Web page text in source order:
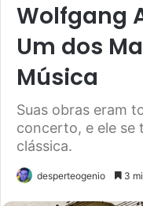
Wolfgang
Um dos
Música
Suas obras eram
concerto, e ele se
clássica.
desperteogenio 3